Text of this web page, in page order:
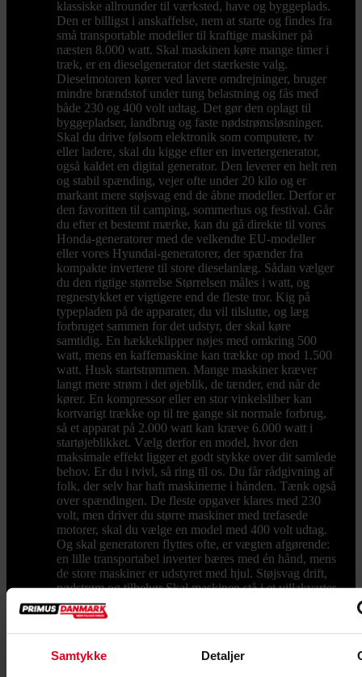
Samtykke Detaljer
klassiske allrounder til værksted, have og byggeplads.
Den er billigst i anskaffelse, nem at starte og findes fra
små transportable modeller til kraftige maskiner på
næsten 8.000 watt. Skal maskinen køre mange timer i
træk, er en dieselgenerator det stærkeste valg.
Dieselmotoren kører ved lavere omdrejninger, bruger
mindre brændstof under tung belastning og fås med
både 230 og 400 volt udtag. Det gør den oplagt til
byggepladser, landbrug og faste nødstrømsløsninger.
Skal du drive følsom elektronik som computere, tv
eller ladere, skal du kigge efter en invertergenerator,
også kaldet en digital generator. Den leverer en helt ren
og stabil spænding, vejer ofte under 20 kilo og er
markant mere støjsvag end de åbne modeller. Derfor er
den favoritten til camping, sommerhus og festival. Går
du efter et bestemt mærke, kan du gå direkte til vores
Honda-generatorer med de velkendte EU-modeller
eller vores Hyundai-generatorer, der spænder fra
kompakte invertere til store dieselanlæg. Sådan vælger
du den rigtige størrelse Størrelsen måles i watt, og
regnestykket er vigtigere end de fleste tror. Kig på
typepladen på de apparater, du vil tilslutte, og læg
forbruget sammen for det udstyr, der skal køre
samtidig. En hækkeklipper nøjes med omkring 500
watt, mens en kaffemaskine kan trække op mod 1.500
watt. Husk startstrømmen. Mange maskiner kræver
langt mere strøm i det øjeblik, de tænder, end når de
kører. En kompressor eller en stor vinkelsliber kan
kortvarigt trække op til tre gange sit normale forbrug,
så et apparat på 2.000 watt kan kræve 6.000 watt i
startøjeblikket. Vælg derfor en model, hvor den
maksimale effekt ligger et godt stykke over dit samlede
behov. Er du i tvivl, så ring til os. Du får rådgivning af
folk, der selv har haft maskinerne i hånden. Tænk også
over spændingen. De fleste opgaver klares med 230
volt, men driver du større maskiner med trefasede
motorer, skal du vælge en model med 400 volt udtag.
Og skal generatoren flyttes ofte, er vægten afgørende:
en lille transportabel inverter bæres med én hånd, mens
de store maskiner er udstyret med hjul. Støjsvag drift,
nødstrøm og tilbehør Skal maskinen stå i et villakvarter
eller ved en skurvogn, er støjniveauet værd at tjekke
før køb. Lukkede og lydsvage modeller dæmper
motoren med et kabinet, så støjen kommer ned
almindelig samtale. Vil du sikre huset eller